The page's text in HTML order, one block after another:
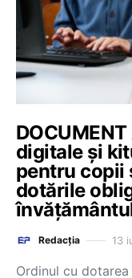
digitale și
pentru copii
dotările
Redacția 13
Ordinul cu